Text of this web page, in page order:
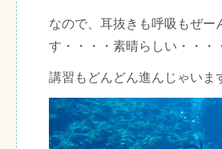
なので、耳抜きも呼吸もぜー
す・・・・素晴らしい・・・
講習もどんどん進んじゃいま